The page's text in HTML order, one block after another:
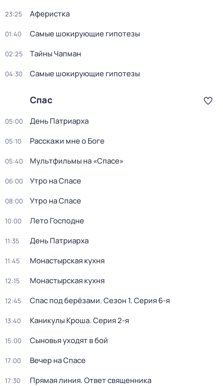
23:25 Аферистка
01:40 Самые шoкиpующие гипотезы
02:25 Тaйны Чапман
04:30 Самые шoкиpующие гипотезы
Спас
05:00 День Патриарха
05:10 Расскажи мне о Боге
05:40 Мультфильмы на «Спасе»
06:00 Утро на Спасе
08:00 Утро на Спасе
10:00 Лето Господне
11:35 День Патриарха
11:45 Монастырская кухня
12:15 Монастырская кухня
12:45 Спас под берёзами. Сезон 1. Серия 6-я
13:40 Каникулы Кроша. Серия 2-я
15:00 Сыновья уходят в бой
17:00 Вечер на Спасе
17:30 Прямая линия. Ответ священника